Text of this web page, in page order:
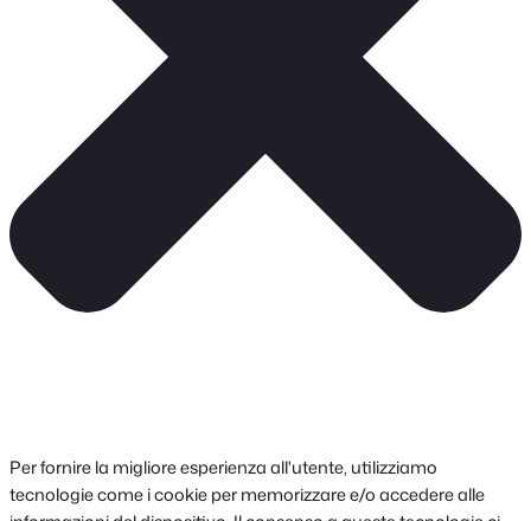
Per fornire la migliore esperienza all'utente, utilizziamo
tecnologie come i cookie per memorizzare e/o accedere alle